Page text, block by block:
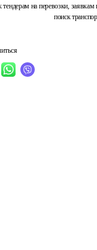
тендерам на перевозки, заявкам
поиск